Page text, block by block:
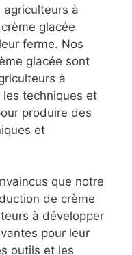
agriculteurs à
glacée
ferme. Nos
glacée sont
à
techniques et
produire des
et
que notre
de crème
à développer
pour leur
outils et les